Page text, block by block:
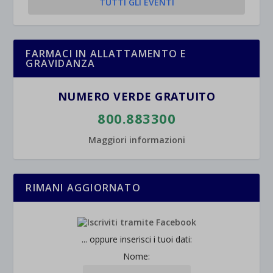
FARMACI IN ALLATTAMENTO E
GRAVIDANZA
NUMERO VERDE GRATUITO
800.883300
Maggiori informazioni
RIMANI AGGIORNATO
... oppure inserisci i tuoi dati:
Nome: